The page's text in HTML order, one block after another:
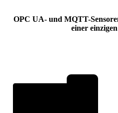
OPC UA- und MQTT-
einer